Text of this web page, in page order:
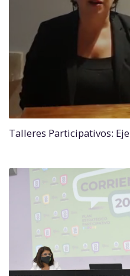
Talleres Participativos: